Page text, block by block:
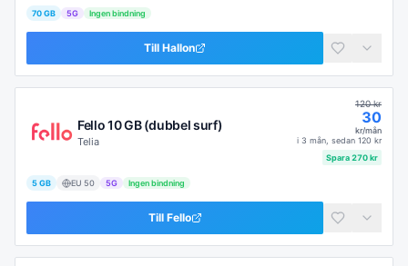
70 GB 5G Ingen bindning
Till Hallon
Fello 10 GB (dubbel surf)
Telia
120kr
30
kr/mån
i 3 mån , sedan 120 kr
Spara270kr
5 GB EU 50 5G Ingen bindning
Till Fello